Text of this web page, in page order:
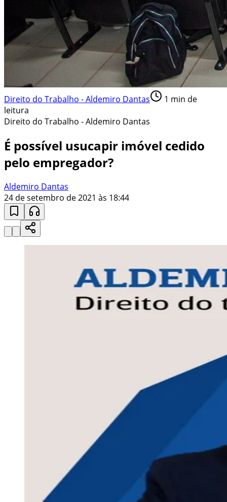
Direito do Trabalho - Aldemiro Dantas 1 min de
leitura
Direito do Trabalho - Aldemiro Dantas
É possível usucapir imóvel cedido
pelo empregador?
Aldemiro Dantas
24 de setembro de 2021 às 18:44